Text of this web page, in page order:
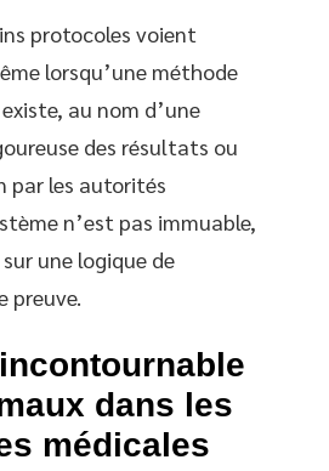
protocoles voient
lorsqu’une méthode
au nom d’une
des résultats ou
par les autorités
n’est pas immuable,
une logique de
preuve.
dans les
médicales